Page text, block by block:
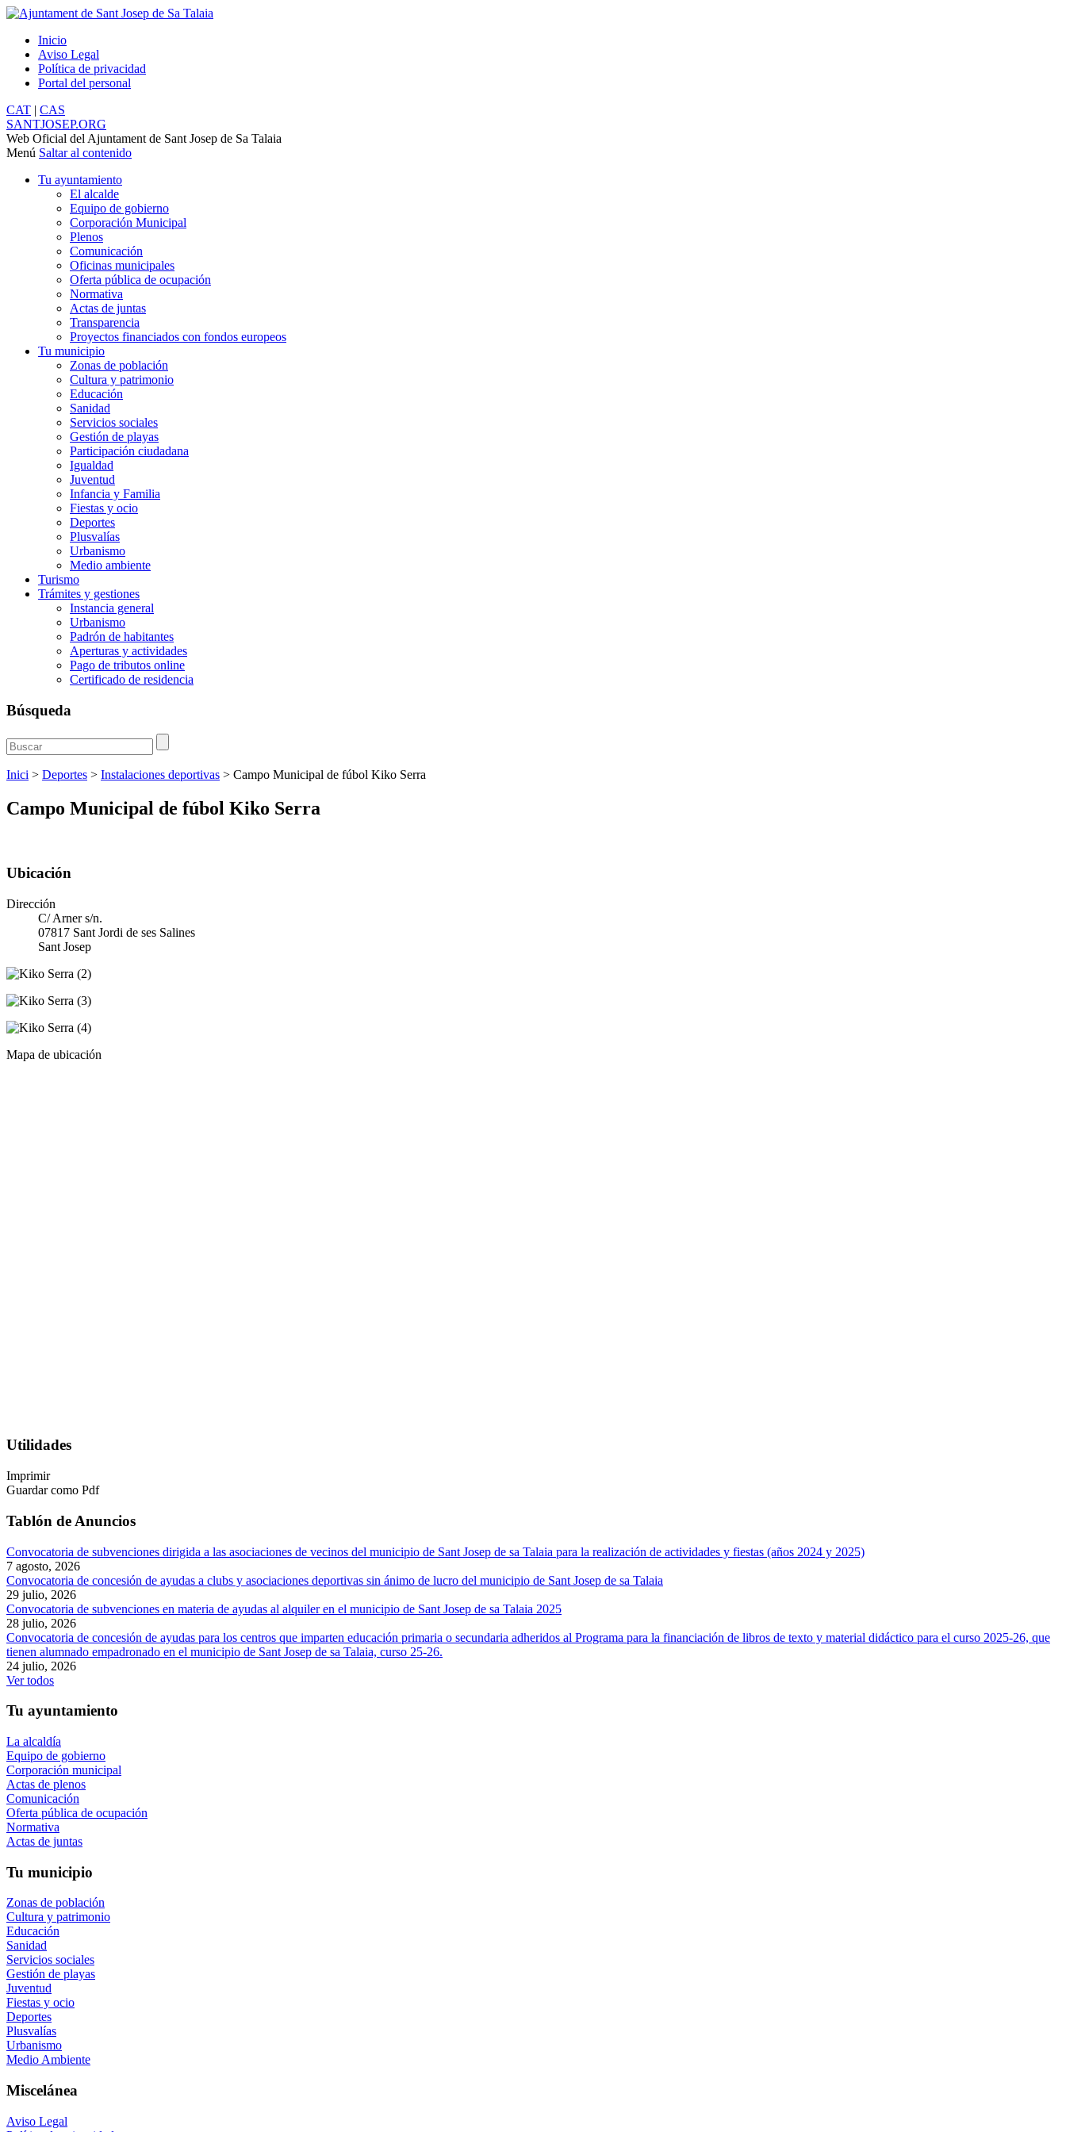
Inicio
Aviso Legal
Política de privacidad
Portal del personal
CAT | CAS
SANTJOSEP.ORG
Web Oficial del Ajuntament de Sant Josep de Sa Talaia
Menú Saltar al contenido
Tu ayuntamiento
El alcalde
Equipo de gobierno
Corporación Municipal
Plenos
Comunicación
Oficinas municipales
Oferta pública de ocupación
Normativa
Actas de juntas
Transparencia
Proyectos financiados con fondos europeos
Tu municipio
Zonas de población
Cultura y patrimonio
Educación
Sanidad
Servicios sociales
Gestión de playas
Participación ciudadana
Igualdad
Juventud
Infancia y Familia
Fiestas y ocio
Deportes
Plusvalías
Urbanismo
Medio ambiente
Turismo
Trámites y gestiones
Instancia general
Urbanismo
Padrón de habitantes
Aperturas y actividades
Pago de tributos online
Certificado de residencia
Búsqueda
Inici > Deportes > Instalaciones deportivas > Campo Municipal de fúbol Kiko Serra
Campo Municipal de fúbol Kiko Serra
Ubicación
Dirección
C/ Arner s/n.
07817 Sant Jordi de ses Salines
Sant Josep
Mapa de ubicación
Utilidades
Imprimir
Guardar como Pdf
Tablón de Anuncios
Convocatoria de subvenciones dirigida a las asociaciones de vecinos del municipio de Sant Josep de sa Talaia para la realización de actividades y fiestas (años 2024 y 2025)
7 agosto, 2026
Convocatoria de concesión de ayudas a clubs y asociaciones deportivas sin ánimo de lucro del municipio de Sant Josep de sa Talaia
29 julio, 2026
Convocatoria de subvenciones en materia de ayudas al alquiler en el municipio de Sant Josep de sa Talaia 2025
28 julio, 2026
Convocatoria de concesión de ayudas para los centros que imparten educación primaria o secundaria adheridos al Programa para la financiación de libros de texto y material didáctico para el curso 2025-26, que
tienen alumnado empadronado en el municipio de Sant Josep de sa Talaia, curso 25-26.
24 julio, 2026
Ver todos
Tu ayuntamiento
La alcaldía
Equipo de gobierno
Corporación municipal
Actas de plenos
Comunicación
Oferta pública de ocupación
Normativa
Actas de juntas
Tu municipio
Zonas de población
Cultura y patrimonio
Educación
Sanidad
Servicios sociales
Gestión de playas
Juventud
Fiestas y ocio
Deportes
Plusvalías
Urbanismo
Medio Ambiente
Miscelánea
Aviso Legal